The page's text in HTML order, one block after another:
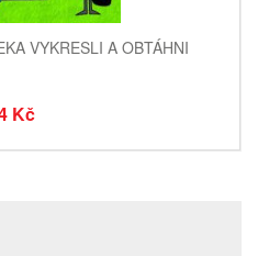
VYKRESLI A OBTÁHNI
Kč